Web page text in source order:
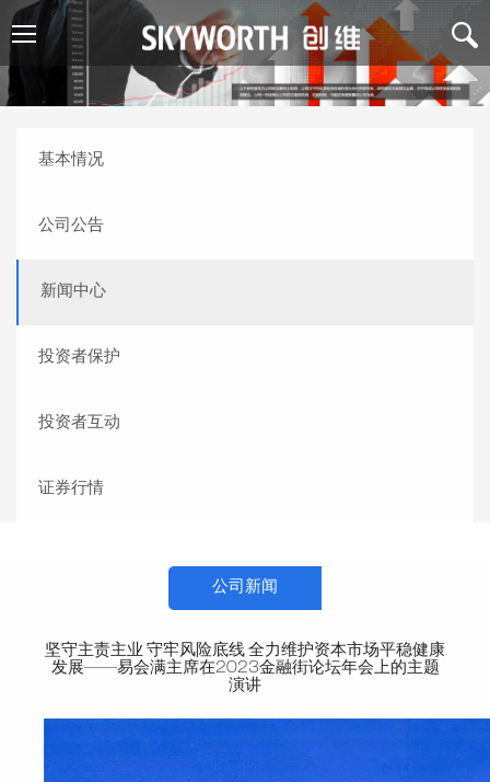
基本情况
公司公告
新闻中心
投资者保护
投资者互动
证券行情
公司新闻
坚守主责主业 守牢风险底线 全力维护资本市场平稳健康
发展——易会满主席在2023金融街论坛年会上的主题
演讲